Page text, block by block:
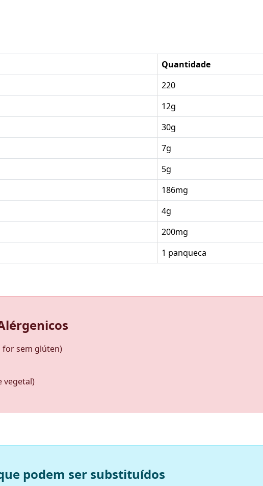
Quantidade
220
12g
30g
7g
5g
186mg
4g
200mg
1 panqueca
for sem glúten)
vegetal)
podem ser substituídos